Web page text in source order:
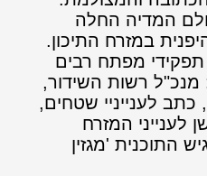
המדיה החלה
במזרח התיכון.
מפתח רבים
רשות השידור,
כתב לענייניי שטחים,
לענייני המזרח
התוכנית 'מגזין